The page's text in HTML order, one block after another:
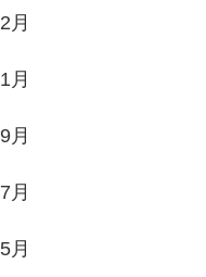
月
月
月
月
月